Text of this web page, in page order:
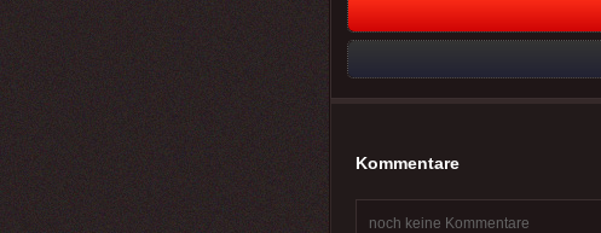
Kommentare
noch keine Kommentare